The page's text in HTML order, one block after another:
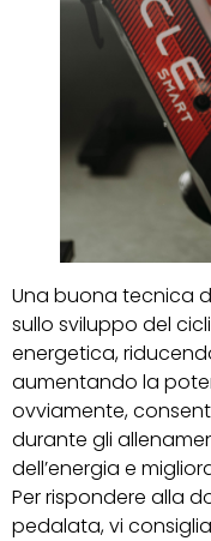
Una buona tecnica
sullo sviluppo del
energetica,
aumentando la
ovviamente,
durante gli
dell’energia e
Per rispondere alla
pedalata, vi